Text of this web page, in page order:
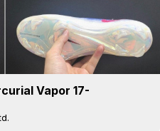
Vapor 17-